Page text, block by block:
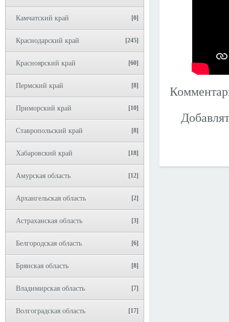
Камчатский край [0]
Краснодарский край [245]
Красноярский край [60]
Пермский край [8]
Приморский край [10]
Ставропольский край [8]
Хабаровский край [18]
Амурская область [12]
Архангельская область [2]
Астраханская область [3]
Белгородская область [6]
Брянская область [8]
Владимирская область [7]
Волгоградская область [17]